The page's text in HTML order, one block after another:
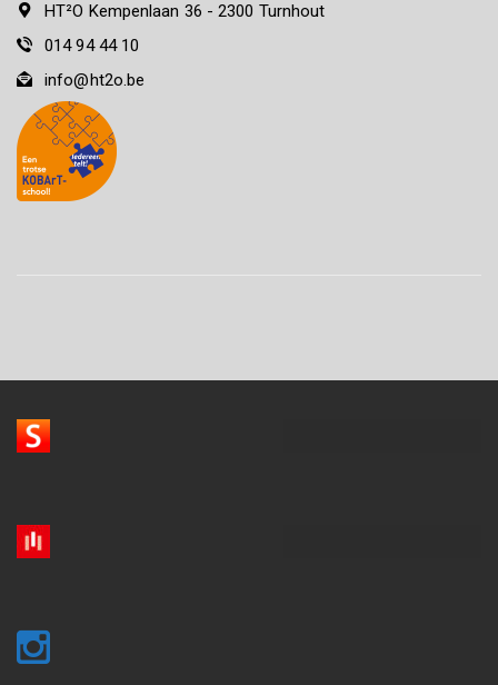
HT²O Kempenlaan 36 - 2300 Turnhout
014 94 44 10
info@ht2o.be